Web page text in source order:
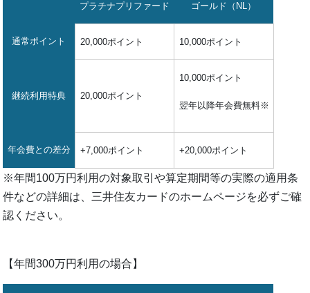
プラチナプリファード
ゴールド（NL）
通常ポイント 20,000ポイント 10,000ポイント
継続利用特典 20,000ポイント
10,000ポイント
翌年以降年会費無料※
年会費との差分 +7,000ポイント +20,000ポイント
※年間100万円利用の対象取引や算定期間等の実際の適用条
件などの詳細は、三井住友カードのホームページを必ずご確
認ください。
【年間300万円利用の場合】